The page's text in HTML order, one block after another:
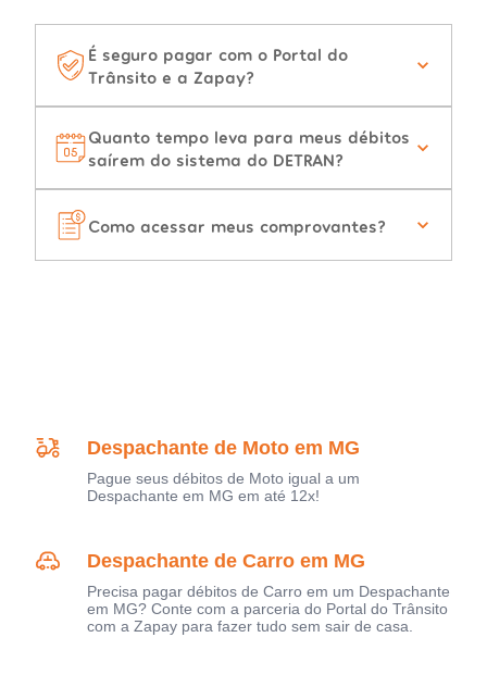
É seguro pagar com o Portal do
Trânsito e a Zapay?
Quanto tempo leva para meus débitos
saírem do sistema do DETRAN?
Como acessar meus comprovantes?
Despachante de Moto em MG
Pague seus débitos de Moto igual a um
Despachante em MG em até 12x!
Despachante de Carro em MG
Precisa pagar débitos de Carro em um Despachante
em MG? Conte com a parceria do Portal do Trânsito
com a Zapay para fazer tudo sem sair de casa.